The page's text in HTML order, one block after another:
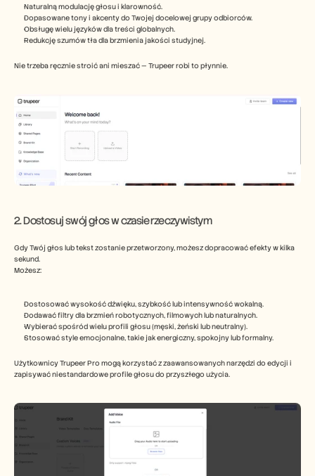
Naturalną modulację głosu i klarowność.
Dopasowane tony i akcenty do Twojej docelowej grupy odbiorców.
Obsługę wielu języków dla treści globalnych.
Redukcję szumów tła dla brzmienia jakości studyjnej.
Nie trzeba ręcznie stroić ani mieszać — Trupeer robi to płynnie.
2. Dostosuj swój głos w czasie rzeczywistym
Gdy Twój głos lub tekst zostanie przetworzony, możesz dopracować efekty w kilka
sekund.
Możesz:
Dostosować wysokość dźwięku, szybkość lub intensywność wokalną.
Dodawać filtry dla brzmień robotycznych, filmowych lub naturalnych.
Wybierać spośród wielu profili głosu (męski, żeński lub neutralny).
Stosować style emocjonalne, takie jak energiczny, spokojny lub formalny.
Użytkownicy Trupeer Pro mogą korzystać z zaawansowanych narzędzi do edycji i
zapisywać niestandardowe profile głosu do przyszłego użycia.